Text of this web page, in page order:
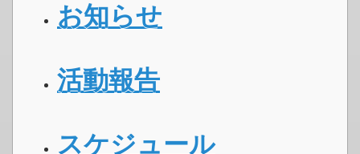
お知らせ
活動報告
スケジュール